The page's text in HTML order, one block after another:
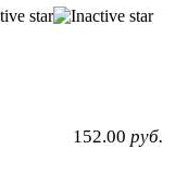
152.00 руб.